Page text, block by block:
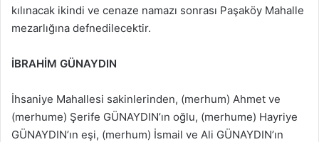
kılınacak ikindi ve cenaze namazı sonrası Paşaköy Mahalle
mezarlığına defnedilecektir.
İBRAHİM GÜNAYDIN
İhsaniye Mahallesi sakinlerinden, (merhum) Ahmet ve
(merhume) Şerife GÜNAYDIN’ın oğlu, (merhume) Hayriye
GÜNAYDIN’ın eşi, (merhum) İsmail ve Ali GÜNAYDIN’ın